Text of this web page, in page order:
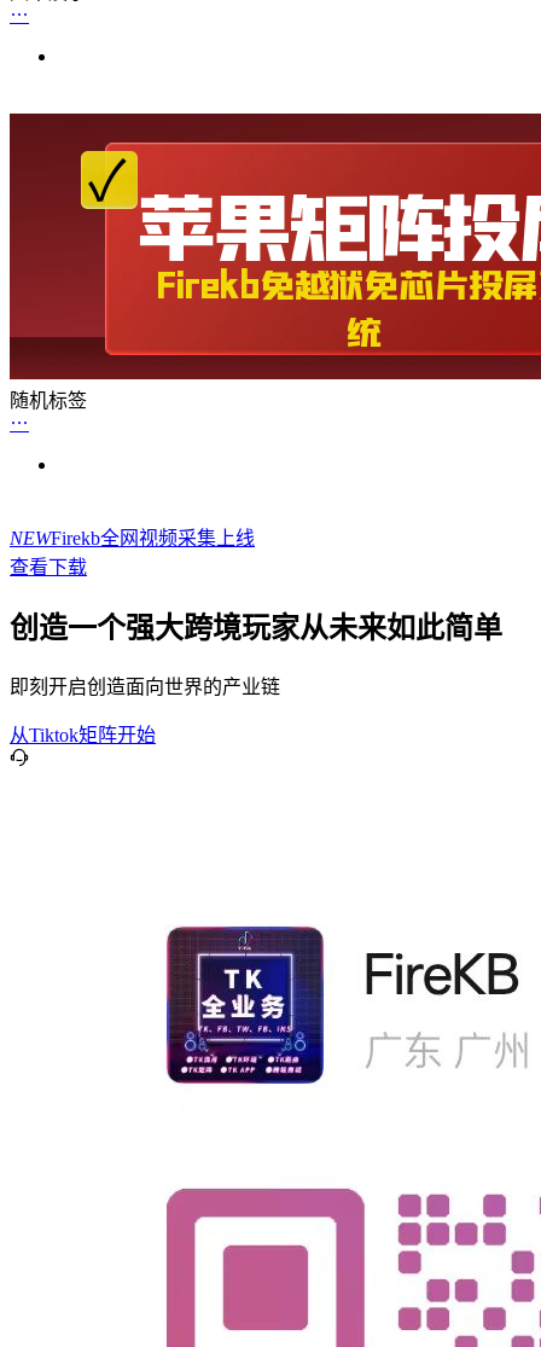
随机标签
NEWFirekb全网视频采集上线
查看下载
创造一个强大跨境玩家从未来如此简单
即刻开启创造面向世界的产业链
从Tiktok矩阵开始